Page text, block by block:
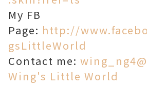
My FB
Page: http://
gsLittleWorld
Contact me:
Wing's Little World